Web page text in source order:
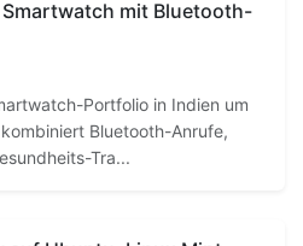
mit Bluetooth-
Portfolio in Indien um
Bluetooth-Anrufe,
Tra...